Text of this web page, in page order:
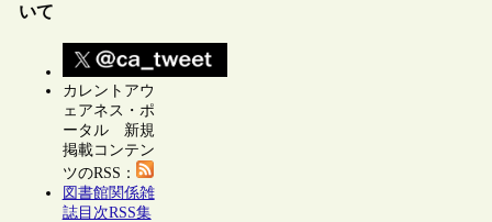
いて
カレントアウ
ェアネス・ポ
ータル 新規
掲載コンテン
ツのRSS：
図書館関係雑
誌目次RSS集